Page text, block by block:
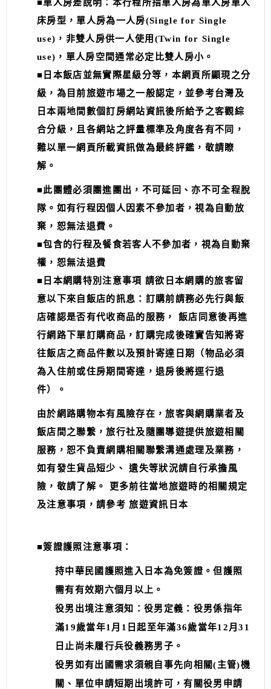
■單人房差說明：本行程所指單人房為單人房單人
床房型，單人房為一人房(Single for Single
use)，非雙人房供一人使用(Twin for Single
use)，單人房空間通常必定比雙人房小。
■日本飯店並無實際星級分等，本網頁所顯現之分
級，為目前旅遊市場之一般認定，並參考台灣及
日本兩地間數個訂房網站資訊後所給予之客觀綜
合分級，且各網站之評量標準及角度各有不同，
難以單一網頁所載資訊做為最終評鑑，敬請瞭
解。
■此團體必須團進團出，不可延回、亦不可全程脫
隊。如有行程因個人因素不參加者，視為自動放
棄，恕無法退費。
■包含的行程及餐食若客人不參加者，視為自動棄
權，恕無法退費
■日本網購特別注意事項 請欲日本網購的旅客留
意以下來自飯店的訊息：訂購前請務必先行與飯
店確認是否有代收商品的服務， 飯店同意後再進
行網路下單訂購商品，訂購完成後確實告知將寄
往飯店之商品件數以及預計寄達日期（物品必須
為入住前或住房期間寄達，退房後將逕行退
件）。
由於網路購物本有風險存在，旅客與網購業者及
飯店間之聯繫，旅行社及隨團導遊提供旅遊相關
服務，恕不負責網購相關聯繫溝通處理及業務，
如有發生貨品短少、 遺失等狀況請自行承擔風
險，敬請了解。 更多前往當地旅遊時的相關規定
及注意事項，請參考 旅遊資訊日本
■簽證護照注意事項：
持中華民國護照進入日本為免簽證。但護照
需有有效期六個月以上。
役男出境注意須知：役男定義：役男係指年
滿19歲當年1月1日起至年滿36歲當年12月31
日止尚未履行兵役義務男子。
役男如有出國需求須親自事先向相關(主管)機
關、單位申請短期出境許可，有關役男申請